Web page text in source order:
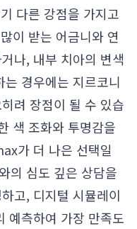
다른 강점을 가지고
이 받는 어금니와 연
나, 내부 치아의 변색
경우에는 지르코니
려 장점이 될 수 있습
색 조화와 투명감을
가 더 나은 선택일
의 심도 깊은 상담을
고, 디지털 시뮬레이
예측하여 가장 만족도